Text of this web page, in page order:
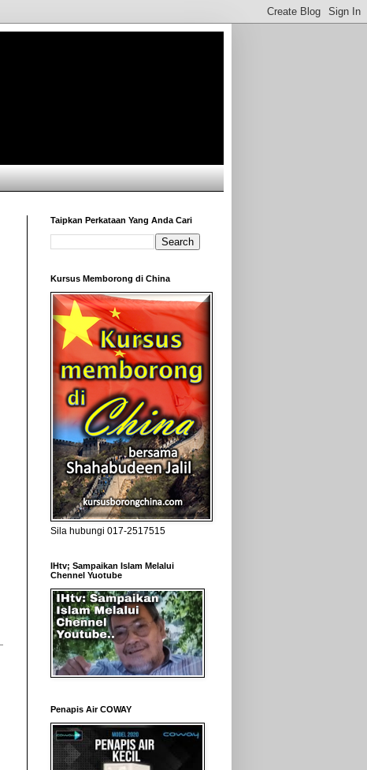
Taipkan Perkataan Yang Anda Cari
Kursus Memborong di China
Sila hubungi 017-2517515
IHtv; Sampaikan Islam Melalui
Chennel Yuotube
Penapis Air COWAY